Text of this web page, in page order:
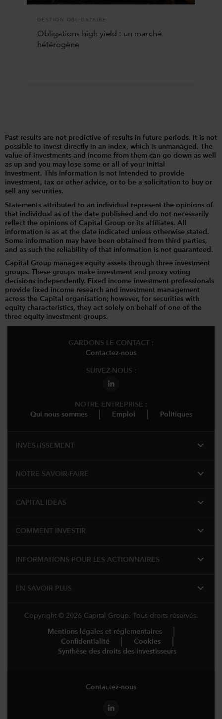
GESTION OBLIGATAIRE
Obligations high yield : un marché
hétérogène
Past results are not predictive of results in future periods. It is not
possible to invest directly in an index, which is unmanaged. The
value of investments and income from them can go down as well
as up and you may lose some or all of your initial
investment. This information is not intended to provide
investment, tax or other advice, or to be a solicitation to buy or
sell any securities.
Statements attributed to an individual represent the opinions of
that individual as of the date published and do not necessarily
reflect the opinions of Capital Group or its affiliates. All
information is as at the date indicated unless otherwise stated.
Some information may have been obtained from third parties,
and as such the reliability of that information is not guaranteed.
Capital Group manages equity assets through three investment
groups. These groups make investment and proxy voting
decisions independently. Fixed income investment professionals
provide fixed income research and investment management
across the Capital organisation; however, for securities with
equity characteristics, they act solely on behalf of one of the
three equity investment groups.
GARDONS LE CONTACT :
Contactez-nous
SUIVEZ-NOUS :
NOTRE ENTREPRISE :
Qui nous sommes
Emploi Politiques
INVESTISSEMENT expand_more
NOTRE SAVOIR-FAIRE expand_more
CAPITAL IDEAS expand_more
COMMENT INVESTIR expand_more
INFORMATIONS POUR LES ACTIONNAIRES expand_more
EN SAVOIR PLUS expand_more
Copyright © 2026 Capital Group. Tous droits réservés.
Mentions légales et réglementaires
Confidentialité
Cookies
Synthèse des droits des investisseurs
Contactez-nous